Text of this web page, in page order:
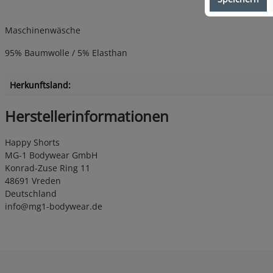
Maschinenwäsche
95% Baumwolle / 5% Elasthan
Herkunftsland:
Herstellerinformationen
Happy Shorts
MG-1 Bodywear GmbH
Konrad-Zuse Ring 11
48691 Vreden
Deutschland
info@mg1-bodywear.de